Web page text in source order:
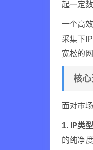
起一定
一个高
采集下
宽松的
核心
面对市
1. IP类
的纯净